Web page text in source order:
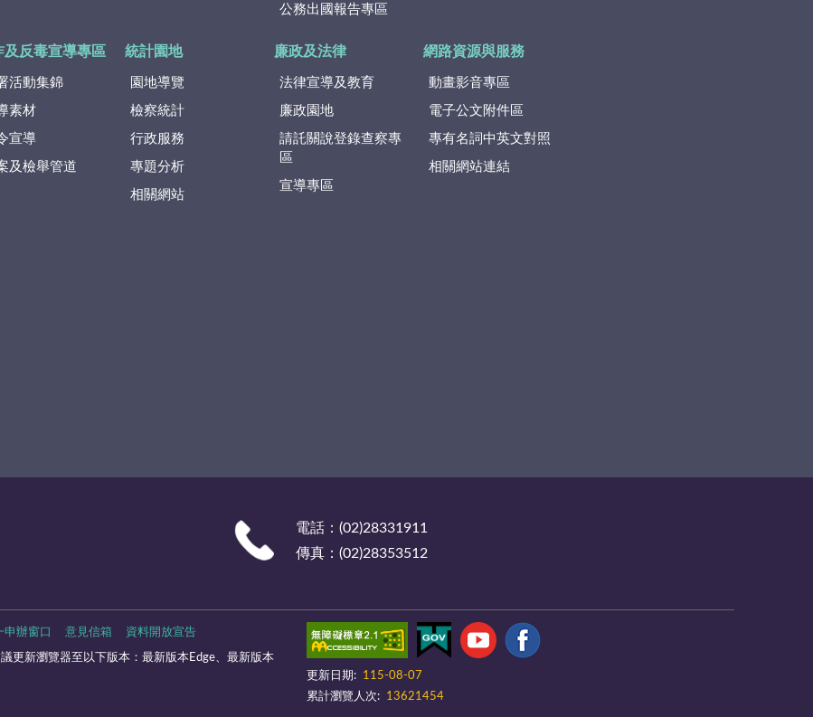
公務出國報告專區
及反毒宣導專區
活動集錦
素材
宣導
及檢舉管道
統計園地
園地導覽
檢察統計
行政服務
專題分析
相關網站
廉政及法律
法律宣導及教育
廉政園地
請託關說登錄查察專
區
宣導專區
網路資源與服務
動畫影音專區
電子公文附件區
專有名詞中英文對照
相關網站連結
電話：(02)28331911
傳真：(02)28353512
申辦窗口 意見信箱 資料開放宣告
更新瀏覽器至以下版本：最新版本Edge、最新版本
更新日期:
115-08-07
累計瀏覽人次:
13621454